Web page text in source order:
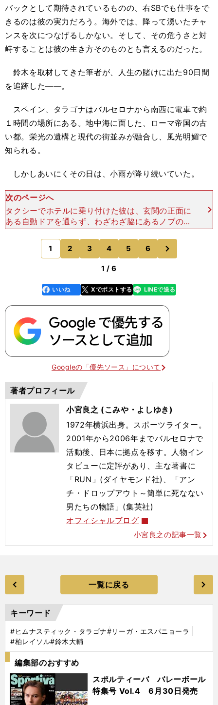
バックとして期待されているものの、右SBでも仕事をで
きるのは彼の実力だろう。海外では、降って湧いたチャ
ンスを次につなげるしかない。そして、その危うさと対
峙することは彼の生き方そのものとも言えるのだった。
鈴木を取材してきた筆者が、人生の賭けに出た90日間
を追跡した――。
スペイン、タラゴナはバルセロナから南西に電車で約
１時間の場所にある。地中海に面した、ローマ帝国の古
い都。栄光の遺構と現代の街並みが融合し、風光明媚で
知られる。
しかしあいにくその日は、小雨が降り続いていた。
次のページへ
タクシーでホテルに乗り付けた彼は、玄関の正面に
ある自動ドアを通らず、わざわざ脇にあるノブのつ
いたドアを開けて入ってきた。日に焼けた顔。野性
味のある髭。シルバーのピアス。清潔感のある服
装。日本でプレーし
1 2 3 4 5 6
のページへ
1 / 6
faceboo
k
いいね Xでポストする
line LINEで送る
Googleの「優先ソース」について
著者プロフィール
小宮良之 (こみや・よしゆき)
1972年横浜出身。スポーツライター。
2001年から2006年までバルセロナで
活動後、日本に拠点を移す。人物イン
タビューに定評があり、主な著書に
「RUN」(ダイヤモンド社)、「アン
チ・ドロップアウト～簡単に死なない
男たちの物語」(集英社)
オフィシャルブログ
小宮良之の記事一覧
一覧に戻る
キーワード
#ヒムナスティック・タラゴナ#リーガ・エスパニョーラ
#柏レイソル#鈴木大輔
編集部のおすすめ
スポルティーバ バレーボール
特集号 Vol.4 6月30日発売